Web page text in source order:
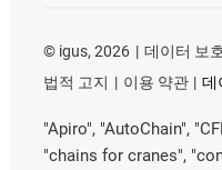
© igus, 2026 데이터 보
법적 고지
이용 약관 데
"Apiro", "AutoChain",
"chains for cranes",